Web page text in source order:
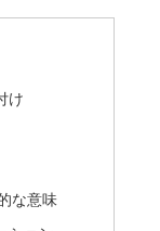
け
な意味